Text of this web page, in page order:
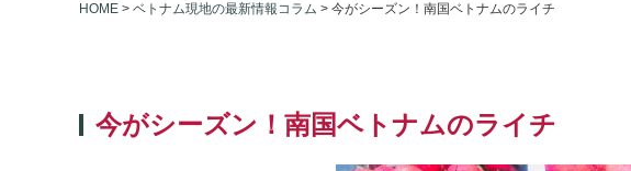
HOME > ベトナム現地の最新情報コラム > 今がシーズン！南国ベトナムのライチ
今がシーズン！南国ベトナムのライチ